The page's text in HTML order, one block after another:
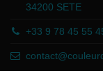
34200 SETE
+33 9 78 45 55